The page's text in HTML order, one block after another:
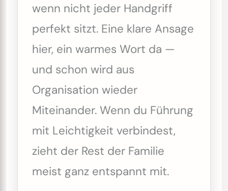
wenn nicht jeder Handgriff
perfekt sitzt. Eine klare Ansage
hier, ein warmes Wort da —
und schon wird aus
Organisation wieder
Miteinander. Wenn du Führung
mit Leichtigkeit verbindest,
zieht der Rest der Familie
meist ganz entspannt mit.